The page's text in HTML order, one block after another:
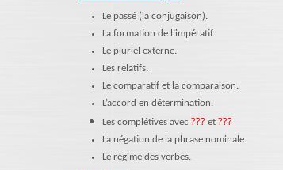
Le passé (la conjugaison).
La formation de l’impératif.
Le pluriel externe.
Les relatifs.
Le comparatif et la comparaison.
L’accord en détermination.
Les complétives avec ??? et ???
La négation de la phrase nominale.
Le régime des verbes.